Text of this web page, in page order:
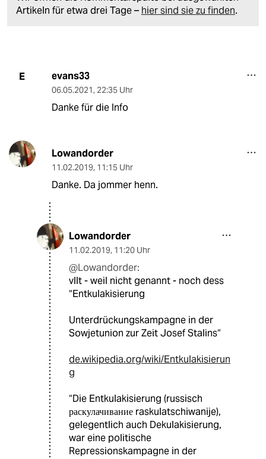
Artikeln für etwa drei Tage – hier sind sie zu finden.
E evans33
06.05.2021, 22:35 Uhr
Danke für die Info
Lowandorder
11.02.2019, 11:15 Uhr
Danke. Da jommer henn.
Lowandorder
11.02.2019, 11:20 Uhr
@Lowandorder:
vllt - weil nicht genannt - noch dess
“Entkulakisierung
Unterdrückungskampagne in der
Sowjetunion zur Zeit Josef Stalins“
de.wikipedia.org/wiki/Entkulakisierun
g
“Die Entkulakisierung (russisch
раскулачивание raskulatschiwanije),
gelegentlich auch Dekulakisierung,
war eine politische
Repressionskampagne in der